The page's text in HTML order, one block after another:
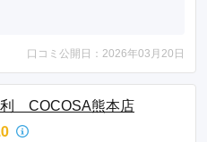
口コミ公開日：2026年03月20日
利 COCOSA熊本店